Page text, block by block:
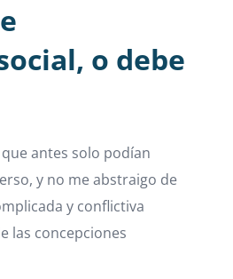
o debe
antes solo podían
y no me abstraigo de
y conflictiva
las concepciones